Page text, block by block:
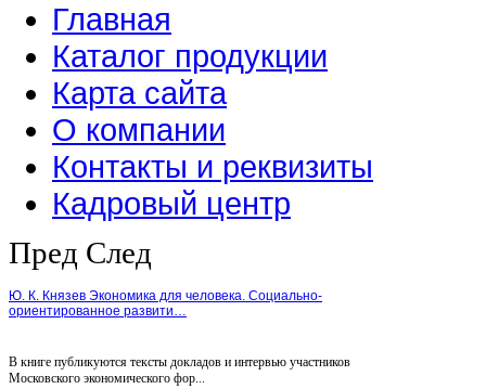
Главная
Каталог продукции
Карта сайта
О компании
Контакты и реквизиты
Кадровый центр
Пред След
Ю. К. Князев Экономика для человека. Социально-
ориентированное развити…
В книге публикуются тексты докладов и интервью участников
Московского экономического фор...